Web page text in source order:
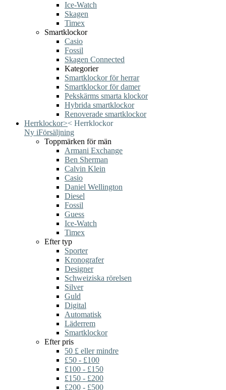
Ice-Watch
Skagen
Timex
Smartklockor
Casio
Fossil
Skagen Connected
Kategorier
Smartklockor för herrar
Smartklockor för damer
Pekskärms smarta klockor
Hybrida smartklockor
Renoverade smartklockor
Herrklockor>< Herrklockor
Ny iFörsäljning
Toppmärken för män
Armani Exchange
Ben Sherman
Calvin Klein
Casio
Daniel Wellington
Diesel
Fossil
Guess
Ice-Watch
Timex
Efter typ
Sporter
Kronografer
Designer
Schweiziska rörelsen
Silver
Guld
Digital
Automatisk
Läderrem
Smartklockor
Efter pris
50 £ eller mindre
£50 - £100
£100 - £150
£150 - £200
£200 - £500